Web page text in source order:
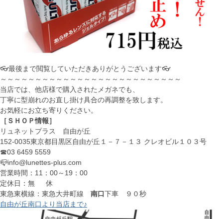
👓最後まで閲覧していただきありがとうございます👓
～～～～～～～～～～～～～～～～～～～～～～～～～～
当店では、他店様で購入されたメガネでも、
丁寧に型崩れのお直し掛け具合の再調整を致します。
お気軽にお立ち寄りください。
［ＳＨＯＰ情報］
リュネットプラス 自由が丘
152-0035東京都目黒区自由が丘１－７－１３ クレオビル１０３号
☎03 6459 5559
📪info@lunettes-plus.com
営業時間：11：00～19：00
定休日：無 休
東急東横線：東急大井町線 南口下車 ９０秒
自由が丘南口より当店まで♪